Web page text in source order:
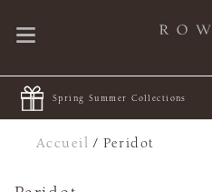
Spring Summer Collections
Accueil /Peridot